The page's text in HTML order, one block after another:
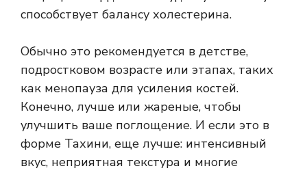
способствует балансу холестерина.
Обычно это рекомендуется в детстве,
подростковом возрасте или этапах, таких
как менопауза для усиления костей.
Конечно, лучше или жареные, чтобы
улучшить ваше поглощение. И если это в
форме Тахини, еще лучше: интенсивный
вкус, неприятная текстура и многие